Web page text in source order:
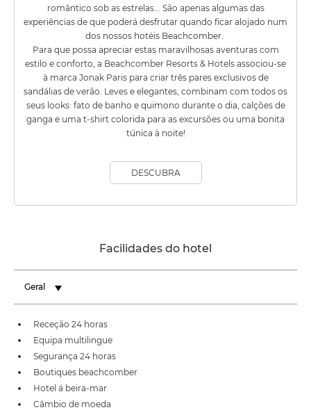
romântico sob as estrelas... São apenas algumas das
experiências de que poderá desfrutar quando ficar alojado num
dos nossos hotéis Beachcomber.
Para que possa apreciar estas maravilhosas aventuras com
estilo e conforto, a Beachcomber Resorts & Hotels associou-se
à marca Jonak Paris para criar três pares exclusivos de
sandálias de verão. Leves e elegantes, combinam com todos os
seus looks: fato de banho e quimono durante o dia, calções de
ganga e uma t-shirt colorida para as excursões ou uma bonita
túnica à noite!
DESCUBRA
Facilidades do hotel
Geral
Receção 24 horas
Equipa multilingue
Segurança 24 horas
Boutiques beachcomber
Hotel á beira-mar
Câmbio de moeda